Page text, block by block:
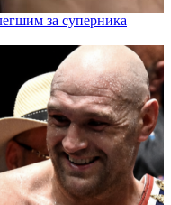
за суперника